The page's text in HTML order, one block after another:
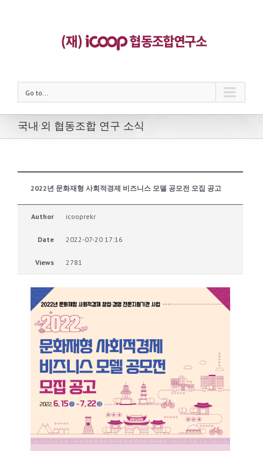
Go to...
국내·외 협동조합 연구 소식
2022년 문화재형 사회적경제 비즈니스 모델 공모전 모집 공고
Author icooprekr
Date 2022-07-20 17:16
Views 2781